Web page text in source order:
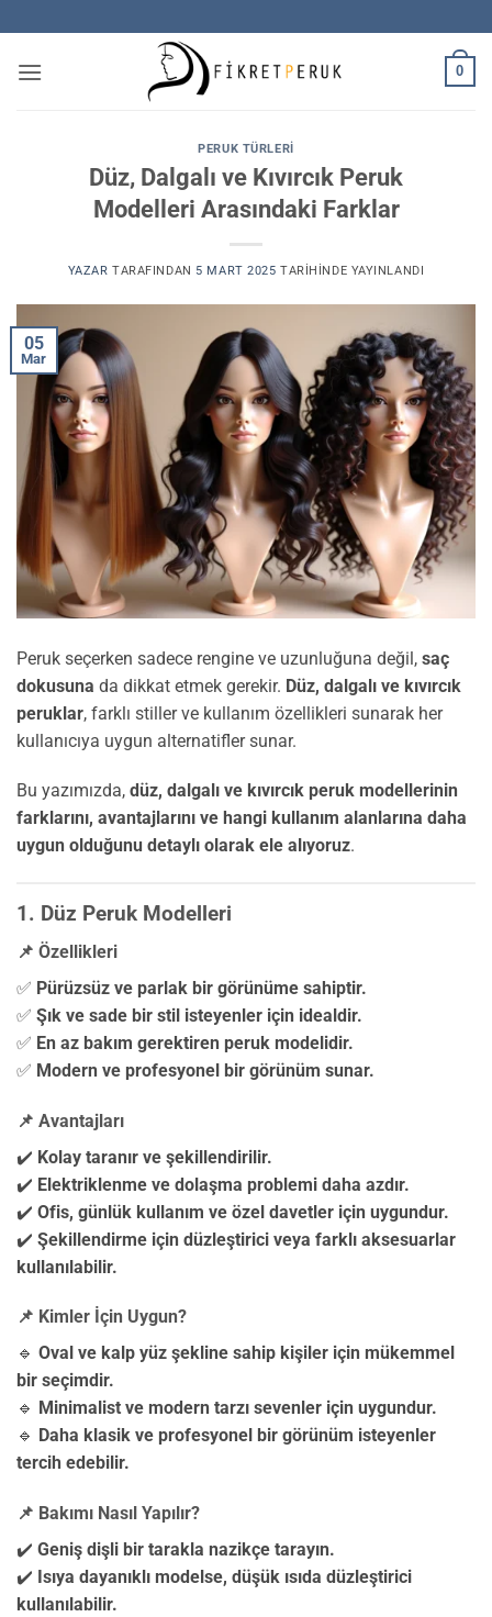
atla
0
PERUK TÜRLERI
Düz, Dalgalı ve Kıvırcık Peruk
Modelleri Arasındaki Farklar
YAZAR TARAFINDAN 5 MART 2025 TARIHINDE YAYINLANDI
05
Mar
Peruk seçerken sadece rengine ve uzunluğuna değil, saç
dokusuna da dikkat etmek gerekir. Düz, dalgalı ve kıvırcık
peruklar, farklı stiller ve kullanım özellikleri sunarak her
kullanıcıya uygun alternatifler sunar.
Bu yazımızda, düz, dalgalı ve kıvırcık peruk modellerinin
farklarını, avantajlarını ve hangi kullanım alanlarına daha
uygun olduğunu detaylı olarak ele alıyoruz.
1. Düz Peruk Modelleri
📌 Özellikleri
✅ Pürüzsüz ve parlak bir görünüme sahiptir.
✅ Şık ve sade bir stil isteyenler için idealdir.
✅ En az bakım gerektiren peruk modelidir.
✅ Modern ve profesyonel bir görünüm sunar.
📌 Avantajları
✔️ Kolay taranır ve şekillendirilir.
✔️ Elektriklenme ve dolaşma problemi daha azdır.
✔️ Ofis, günlük kullanım ve özel davetler için uygundur.
✔️ Şekillendirme için düzleştirici veya farklı aksesuarlar
kullanılabilir.
📌 Kimler İçin Uygun?
🔹 Oval ve kalp yüz şekline sahip kişiler için mükemmel
bir seçimdir.
🔹 Minimalist ve modern tarzı sevenler için uygundur.
🔹 Daha klasik ve profesyonel bir görünüm isteyenler
tercih edebilir.
📌 Bakımı Nasıl Yapılır?
✔️ Geniş dişli bir tarakla nazikçe tarayın.
✔️ Isıya dayanıklı modelse, düşük ısıda düzleştirici
kullanılabilir.